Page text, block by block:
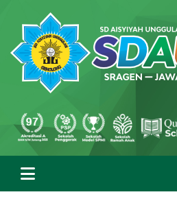
content
SD Aisyiyah
Gemolong